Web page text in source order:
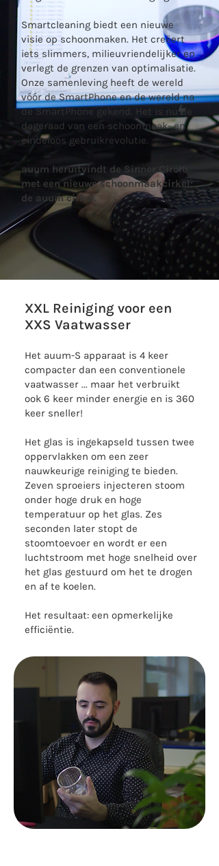
Smartcleaning biedt een nieuwe
visie op schoonmaken. Het creëert
iets slimmers, milieuvriendelijker en
verlegt de grenzen van optimalisatie.
Onze samenleving heeft de wereld
vóór de SmartPhone en de wereld na
de SmartPhone gekend. Het is nu de
dageraad van een schoonmaak- en
eindeloos gebruikrevolutie.
auum heruitvindt de Sinner Circle
met een nieuwe schoonmaakcirkel:
de auum cirkel.
XXL Reiniging voor een
XXS Vaatwasser
Het auum-S apparaat is 4 keer
compacter dan een conventionele
vaatwasser ... maar het verbruikt
ook 6 keer minder energie en is 360
keer sneller!
Het glas is ingekapseld tussen twee
oppervlakken om een zeer
nauwkeurige reiniging te bieden.
Zeven sproeiers injecteren stoom
onder hoge druk en hoge
temperatuur op het glas. Zes
seconden later stopt de
stoomtoevoer en wordt er een
luchtstroom met hoge snelheid over
het glas gestuurd om het te drogen
en af te koelen.
Het resultaat: een opmerkelijke
efficiëntie.